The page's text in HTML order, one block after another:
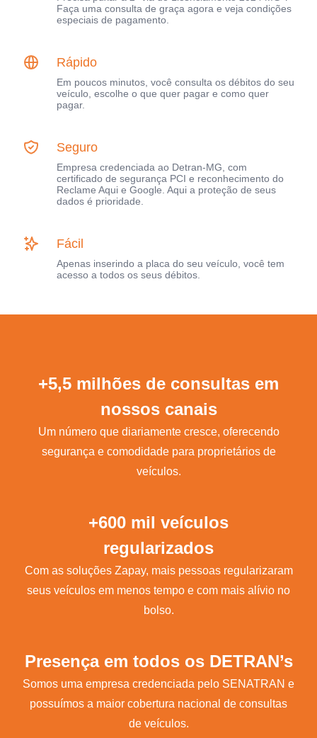
Faça uma consulta de graça agora e veja condições
especiais de pagamento.
Rápido
Em poucos minutos, você consulta os débitos do seu
veículo, escolhe o que quer pagar e como quer
pagar.
Seguro
Empresa credenciada ao Detran-MG, com
certificado de segurança PCI e reconhecimento do
Reclame Aqui e Google. Aqui a proteção de seus
dados é prioridade.
Fácil
Apenas inserindo a placa do seu veículo, você tem
acesso a todos os seus débitos.
+5,5 milhões de consultas em
nossos canais
Um número que diariamente cresce, oferecendo
segurança e comodidade para proprietários de
veículos.
+600 mil veículos
regularizados
Com as soluções Zapay, mais pessoas regularizaram
seus veículos em menos tempo e com mais alívio no
bolso.
Presença em todos os DETRAN’s
Somos uma empresa credenciada pelo SENATRAN e
possuímos a maior cobertura nacional de consultas
de veículos.